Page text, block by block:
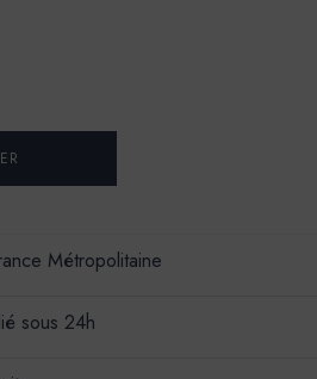
Métropolitaine
sous 24h